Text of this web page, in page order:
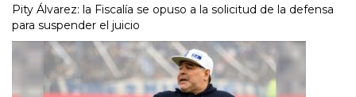
Pity Álvarez: la Fiscalía se opuso a la solicitud de la defensa
para suspender el juicio